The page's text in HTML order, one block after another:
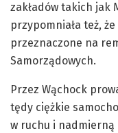
zakładów takich jak
przypomniała też,
przeznaczone na
Samorządowych.
Przez Wąchock
tędy ciężkie
w ruchu i nadmierną